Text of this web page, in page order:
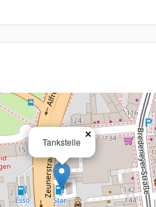
Tankstelle
×